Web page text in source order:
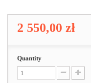
2 550,00 zł
Quantity